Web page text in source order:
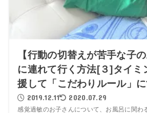
【行動の切替えが苦手な子
に連れて行く方法[３]タイミ
援して「こだわりルール」
2019.12.11 2020.07.29
感覚過敏のお子さんについて、お風呂に関わ